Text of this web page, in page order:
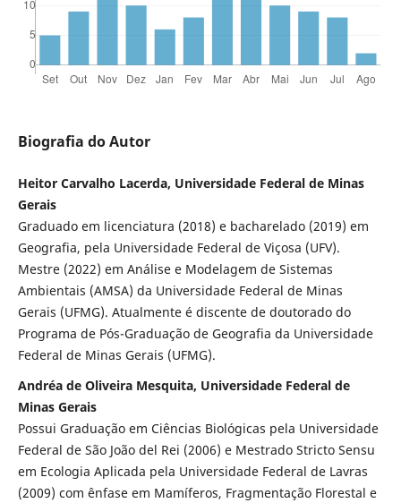
Biografia do Autor
Heitor Carvalho Lacerda, Universidade Federal de Minas
Gerais
Graduado em licenciatura (2018) e bacharelado (2019) em
Geografia, pela Universidade Federal de Viçosa (UFV).
Mestre (2022) em Análise e Modelagem de Sistemas
Ambientais (AMSA) da Universidade Federal de Minas
Gerais (UFMG). Atualmente é discente de doutorado do
Programa de Pós-Graduação de Geografia da Universidade
Federal de Minas Gerais (UFMG).
Andréa de Oliveira Mesquita, Universidade Federal de
Minas Gerais
Possui Graduação em Ciências Biológicas pela Universidade
Federal de São João del Rei (2006) e Mestrado Stricto Sensu
em Ecologia Aplicada pela Universidade Federal de Lavras
(2009) com ênfase em Mamíferos, Fragmentação Florestal e